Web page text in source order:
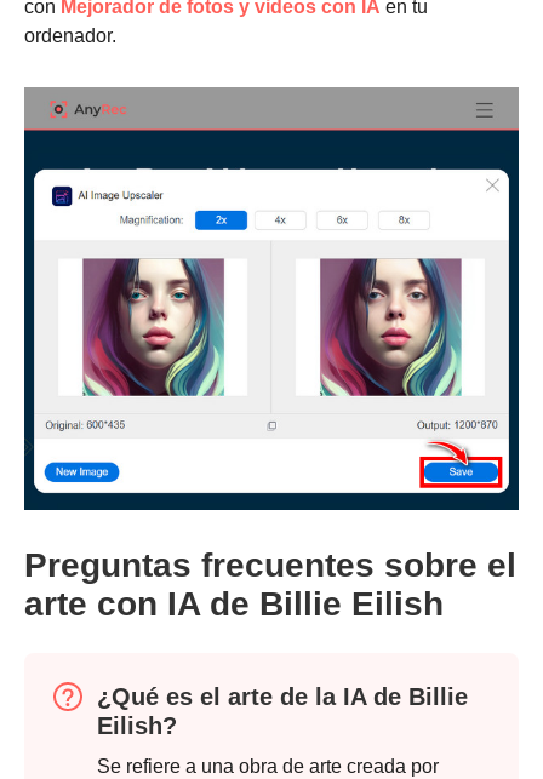
Paso 1.
con Mejorador de fotos y videos con IA en tu
ordenador.
Preguntas frecuentes sobre el
arte con IA de Billie Eilish
¿Qué es el arte de la IA de Billie
Eilish?
Se refiere a una obra de arte creada por